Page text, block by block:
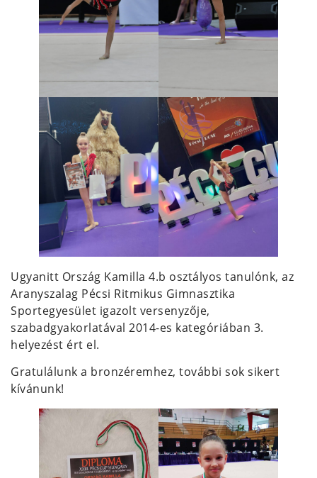
Ugyanitt Ország Kamilla 4.b osztályos tanulónk, az
Aranyszalag Pécsi Ritmikus Gimnasztika
Sportegyesület igazolt versenyzője,
szabadgyakorlatával 2014-es kategóriában 3.
helyezést ért el.
Gratulálunk a bronzéremhez, további sok sikert
kívánunk!